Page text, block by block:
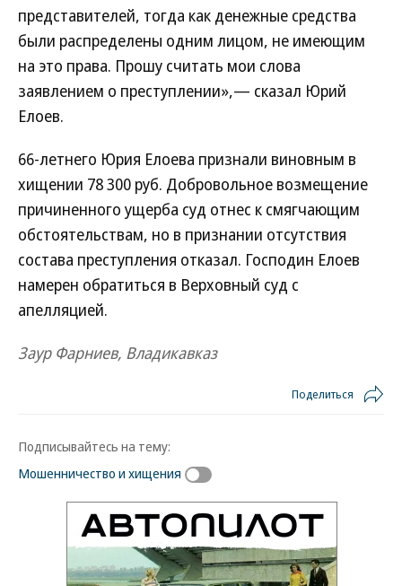
представителей, тогда как денежные средства
были распределены одним лицом, не имеющим
на это права. Прошу считать мои слова
заявлением о преступлении»,— сказал Юрий
Елоев.
66-летнего Юрия Елоева признали виновным в
хищении 78 300 руб. Добровольное возмещение
причиненного ущерба суд отнес к смягчающим
обстоятельствам, но в признании отсутствия
состава преступления отказал. Господин Елоев
намерен обратиться в Верховный суд с
апелляцией.
Заур Фарниев, Владикавказ
Поделиться
Подписывайтесь на тему:
Мошенничество и хищения